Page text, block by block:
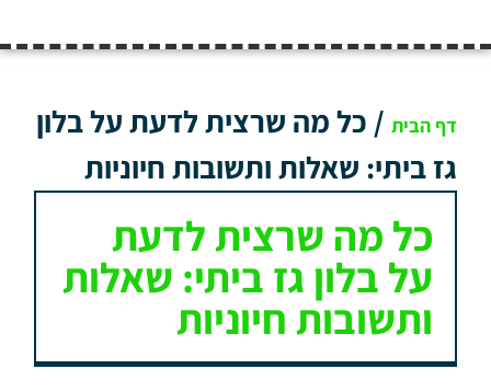
דף הבית / כל מה שרצית לדעת על בלון
גז ביתי: שאלות ותשובות חיוניות
כל מה שרצית לדעת
על בלון גז ביתי: שאלות
ותשובות חיוניות